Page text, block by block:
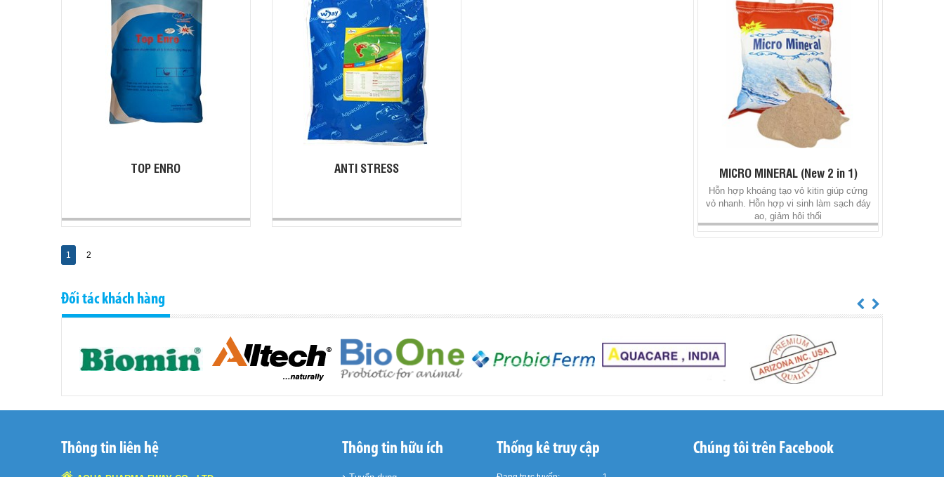
TOP ENRO ANTI STRESS
1 2
MICRO MINERAL (New 2 in 1)
Hỗn hợp khoáng tạo vỏ kitin giúp cứng
vỏ nhanh. Hỗn hợp vi sinh làm sạch đáy
ao, giảm hôi thối
Giải độc, bổ gan cho tôm, cá
Đối tác khách hàng
Thông tin liên hệ Thông tin hữu ích Thống kê truy cập Chúng tôi trên Facebook